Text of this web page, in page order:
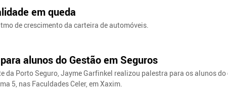
em queda
de crescimento da carteira de automóveis.
alunos do Gestão em Seguros
da Porto Seguro, Jayme Garfinkel realizou palestra para os alunos do
5, nas Faculdades Celer, em Xaxim.